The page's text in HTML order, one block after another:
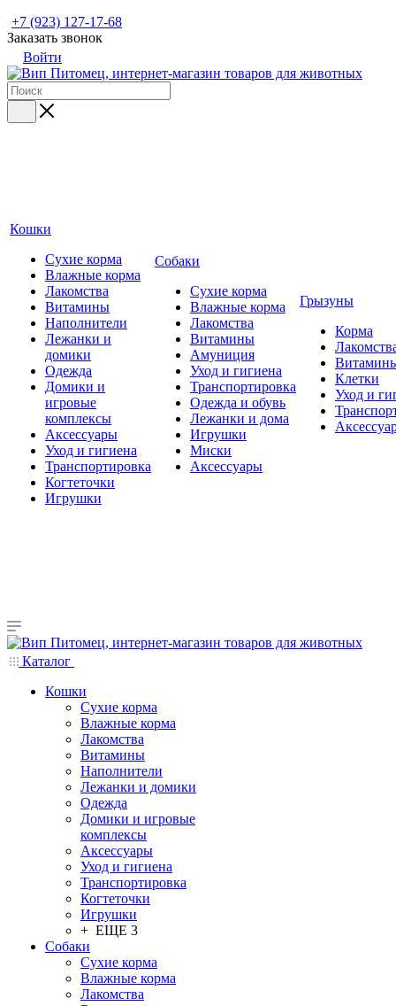
+7 (923) 127-17-68
Заказать звонок
Войти
Кошки
Сухие корма
Влажные корма
Лакомства
Витамины
Наполнители
Лежанки и
домики
Одежда
Домики и
игровые
комплексы
Аксессуары
Уход и гигиена
Транспортировка
Когтеточки
Игрушки
Собаки
Сухие корма
Влажные корма
Лакомства
Витамины
Амуниция
Уход и гигиена
Транспортировка
Одежда и обувь
Лежанки и дома
Игрушки
Миски
Аксессуары
Грызуны
Корма
Клетки
Уход и
Каталог
Кошки
Сухие корма
Влажные корма
Лакомства
Витамины
Наполнители
Лежанки и домики
Одежда
Домики и игровые
комплексы
Аксессуары
Уход и гигиена
Транспортировка
Когтеточки
Игрушки
+ ЕЩЕ 3
Собаки
Сухие корма
Влажные корма
Лакомства